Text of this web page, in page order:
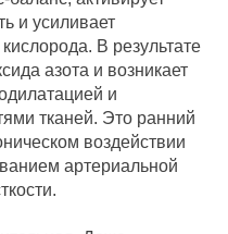
и усиливает
В результате
азота и возникает
и
тканей. Это ранний
воздействии
артериальной